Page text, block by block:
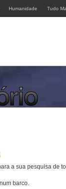
Humanidade Tudo
a sua pesquisa de
barco.